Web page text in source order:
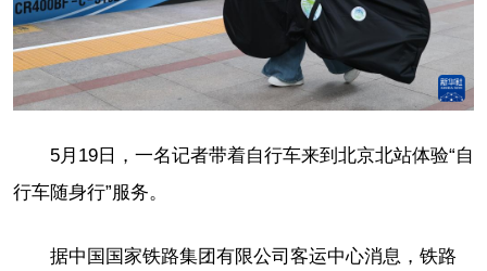
5月19日，一名记者带着自行车来到北京北站体验“自
行车随身行”服务。
据中国国家铁路集团有限公司客运中心消息，铁路